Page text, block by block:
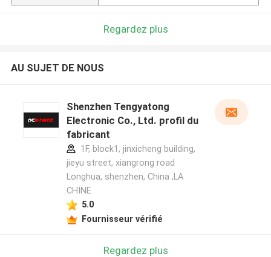
Regardez plus
AU SUJET DE NOUS
Shenzhen Tengyatong
Electronic Co., Ltd. profil du
fabricant
1F, block1, jinxicheng building,
jieyu street, xiangrong road
Longhua, shenzhen, China ,LA
CHINE
5.0
Fournisseur vérifié
Regardez plus